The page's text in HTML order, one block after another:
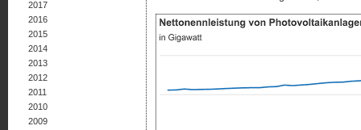
2017
2016
2015
2014
2013
2012
2011
2010
2009